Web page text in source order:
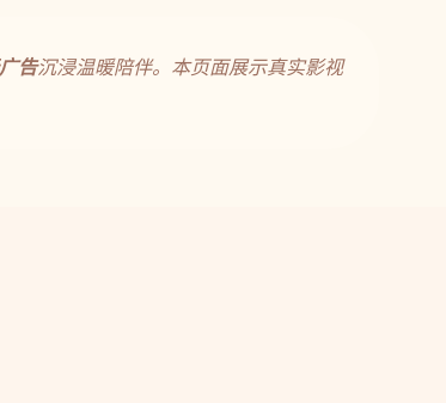
告沉浸温暖陪伴。本页面展示真实影视